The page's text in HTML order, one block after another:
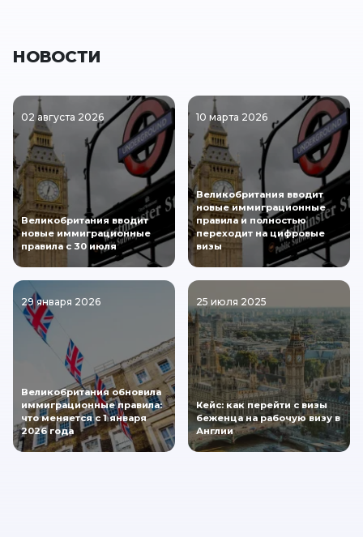
НОВОСТИ
02 августа 2026
Великобритания вводит
новые иммиграционные
правила с 30 июля
10 марта 2026
Великобритания вводит
новые иммиграционные
правила и полностью
переходит на цифровые
визы
29 января 2026
Великобритания обновила
иммиграционные правила:
что меняется с 1 января
2026 года
25 июля 2025
Кейс: как перейти с визы
беженца на рабочую визу в
Англии